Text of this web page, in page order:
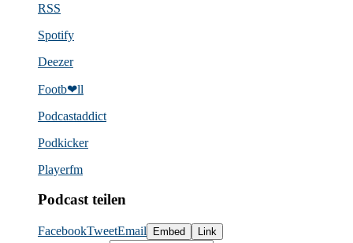
RSS
Spotify
Deezer
Footb❤ll
Podcast­addict
Podkicker
Playerfm
Podcast teilen
FacebookTweetEmail Embed Link